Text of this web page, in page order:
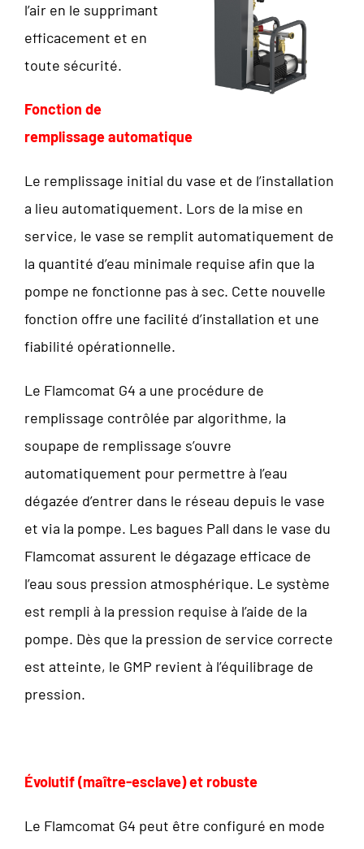
l’air en le supprimant
efficacement et en
toute sécurité.
Fonction de
remplissage automatique
Le remplissage initial du vase et de l’installation
a lieu automatiquement. Lors de la mise en
service, le vase se remplit automatiquement de
la quantité d’eau minimale requise afin que la
pompe ne fonctionne pas à sec. Cette nouvelle
fonction offre une facilité d’installation et une
fiabilité opérationnelle.
Le Flamcomat G4 a une procédure de
remplissage contrôlée par algorithme, la
soupape de remplissage s’ouvre
automatiquement pour permettre à l’eau
dégazée d’entrer dans le réseau depuis le vase
et via la pompe. Les bagues Pall dans le vase du
Flamcomat assurent le dégazage efficace de
l’eau sous pression atmosphérique. Le système
est rempli à la pression requise à l’aide de la
pompe. Dès que la pression de service correcte
est atteinte, le GMP revient à l’équilibrage de
pression.
Évolutif (maître-esclave) et robuste
Le Flamcomat G4 peut être configuré en mode